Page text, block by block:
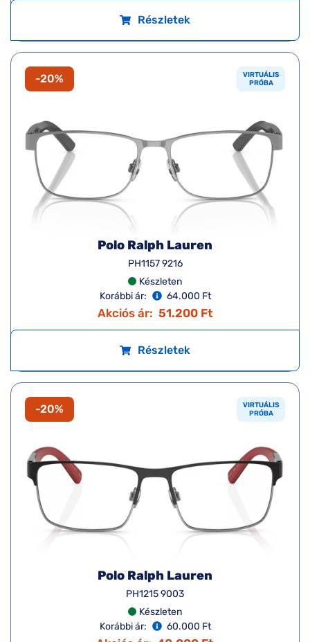
Részletek
-20%
VIRTUÁLIS
PRÓBA
Polo Ralph Lauren
PH1157 9216
Készleten
Korábbi ár:
64.000 Ft
Akciós ár: 51.200 Ft
Részletek
-20%
VIRTUÁLIS
PRÓBA
Polo Ralph Lauren
PH1215 9003
Készleten
Korábbi ár:
60.000 Ft